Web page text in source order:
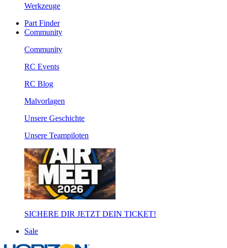
Werkzeuge
Part Finder
Community
Community
RC Events
RC Blog
Malvorlagen
Unsere Geschichte
Unsere Teampiloten
SICHERE DIR JETZT DEIN TICKET!
Sale